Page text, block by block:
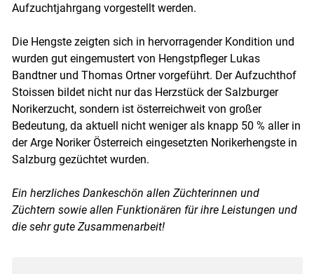
Aufzuchtjahrgang vorgestellt werden.
Die Hengste zeigten sich in hervorragender Kondition und
wurden gut eingemustert von Hengstpfleger Lukas
Bandtner und Thomas Ortner vorgeführt. Der Aufzuchthof
Stoissen bildet nicht nur das Herzstück der Salzburger
Norikerzucht, sondern ist österreichweit von großer
Bedeutung, da aktuell nicht weniger als knapp 50 % aller in
der Arge Noriker Österreich eingesetzten Norikerhengste in
Salzburg gezüchtet wurden.
Ein herzliches Dankeschön allen Züchterinnen und
Züchtern sowie allen Funktionären für ihre Leistungen und
die sehr gute Zusammenarbeit!